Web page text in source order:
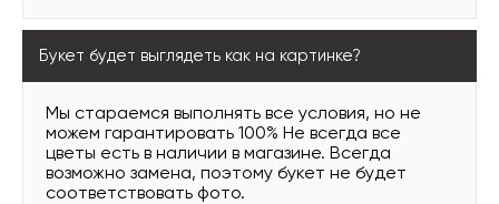
Букет будет выглядеть как на картинке?
Мы стараемся выполнять все условия, но не
можем гарантировать 100% Не всегда все
цветы есть в наличии в магазине. Всегда
возможно замена, поэтому букет не будет
соответствовать фото.